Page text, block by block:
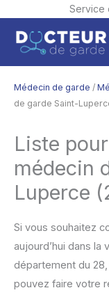
Service
contenu
Médecin de garde /
de garde Saint-
Liste
médecin
Luperce
Si vous souhaitez
aujourd’hui dans la
département du
pouvez faire votre